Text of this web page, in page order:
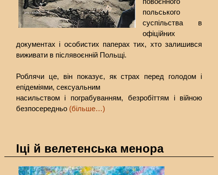
польського
суспільства в
офіційних
документах і особистих паперах тих, хто залишився
виживати в післявоєнній Польщі.
Роблячи це, він показує, як страх перед голодом і
епідеміями, сексуальним
насильством і пограбуванням, безробіттям і війною
безпосередньо (більше…)
Іці й велетенська менора